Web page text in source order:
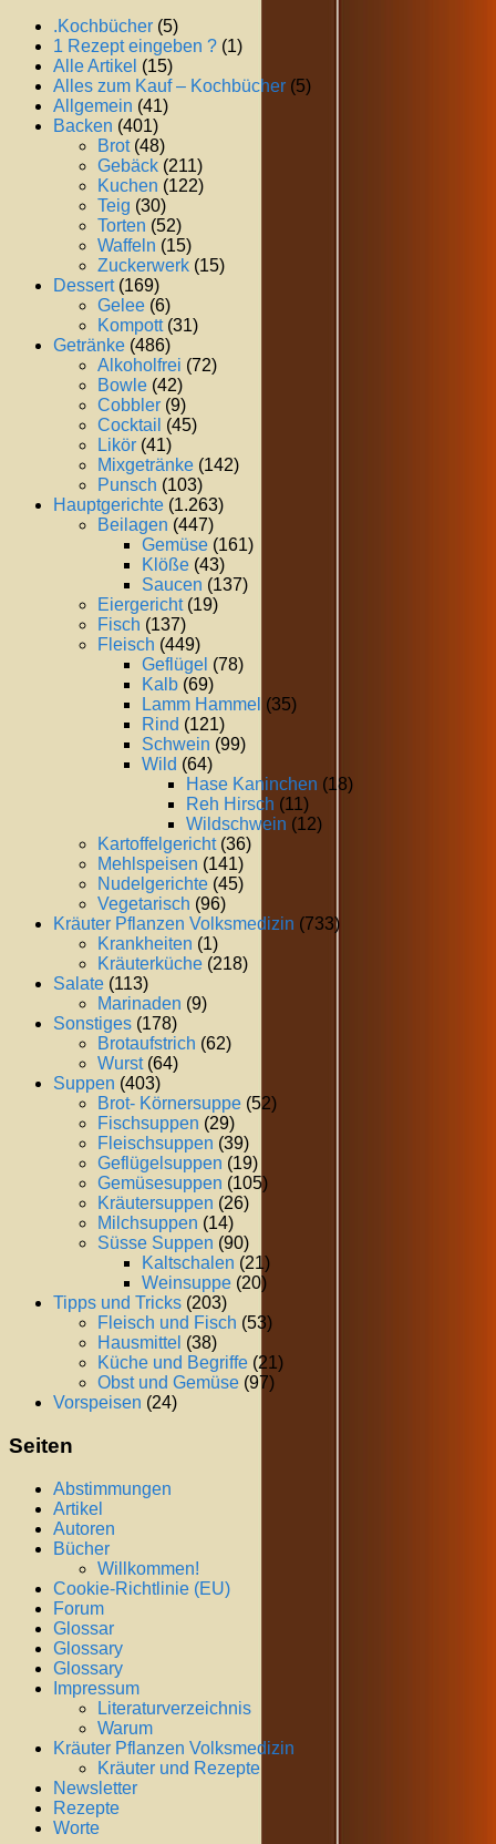
.Kochbücher (5)
1 Rezept eingeben ? (1)
Alle Artikel (15)
Alles zum Kauf – Kochbücher (5)
Allgemein (41)
Backen (401)
Brot(48)
Gebäck (211)
Kuchen (122)
Teig (30)
Torten (52)
Waffeln (15)
Zuckerwerk (15)
Dessert(169)
Gelee (6)
Kompott(31)
Getränke (486)
Alkoholfrei (72)
Bowle (42)
Cobbler (9)
Cocktail (45)
Likör (41)
Mixgetränke (142)
Punsch (103)
Hauptgerichte (1.263)
Beilagen (447)
Gemüse (161)
Klöße (43)
Saucen (137)
Eiergericht(19)
Fisch (137)
Fleisch (449)
Geflügel (78)
Kalb (69)
Lamm Hammel (35)
Rind (121)
Schwein (99)
Wild (64)
Hase Kaninchen (18)
Reh Hirsch (11)
Wildschwein (12)
Kartoffelgericht(36)
Mehlspeisen (141)
Nudelgerichte (45)
Vegetarisch (96)
Kräuter Pflanzen Volksmedizin (733)
Krankheiten (1)
Kräuterküche (218)
Salate (113)
Marinaden (9)
Sonstiges (178)
Brotaufstrich (62)
Wurst(64)
Suppen (403)
Brot- Körnersuppe (52)
Fischsuppen (29)
Fleischsuppen (39)
Geflügelsuppen (19)
Gemüsesuppen (105)
Kräutersuppen (26)
Milchsuppen (14)
Süsse Suppen (90)
Kaltschalen (21)
Weinsuppe (20)
Tipps und Tricks (203)
Fleisch und Fisch (53)
Hausmittel (38)
Küche und Begriffe (21)
Obst und Gemüse (97)
Vorspeisen (24)
Seiten
Abstimmungen
Artikel
Autoren
Bücher
Willkommen!
Cookie-Richtlinie (EU)
Forum
Glossar
Glossary
Glossary
Impressum
Literaturverzeichnis
Warum
Kräuter Pflanzen Volksmedizin
Kräuter und Rezepte
Newsletter
Rezepte
Worte